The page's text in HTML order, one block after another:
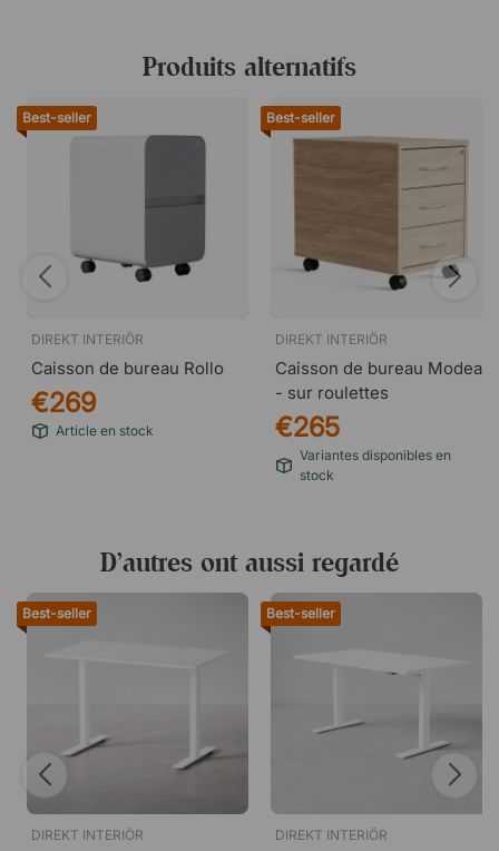
Produits alternatifs
Best-seller
DIREKT INTERIÖR
Caisson de bureau Rollo
€269
Article en stock
Best-seller
DIREKT INTERIÖR
Caisson de bureau Modea
- sur roulettes
€265
Variantes disponibles en
stock
D’autres ont aussi regardé
Best-seller
DIREKT INTERIÖR
Best-seller
DIREKT INTERIÖR